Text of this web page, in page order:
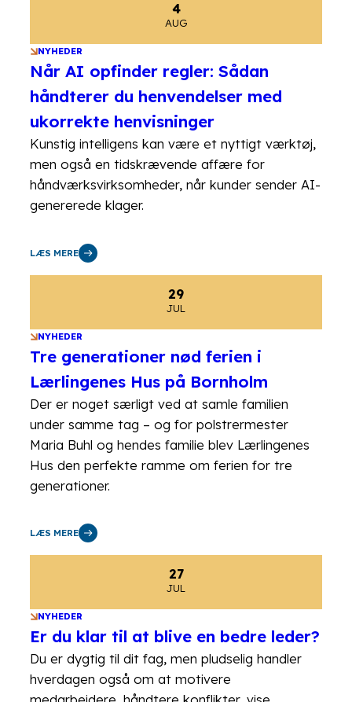
4
AUG
NYHEDER
Når AI opfinder regler: Sådan
håndterer du henvendelser med
ukorrekte henvisninger
Kunstig intelligens kan være et nyttigt værktøj,
men også en tidskrævende affære for
håndværksvirksomheder, når kunder sender AI-
genererede klager.
LÆS MERE
29
JUL
NYHEDER
Tre generationer nød ferien i
Lærlingenes Hus på Bornholm
Der er noget særligt ved at samle familien
under samme tag – og for polstrermester
Maria Buhl og hendes familie blev Lærlingenes
Hus den perfekte ramme om ferien for tre
generationer.
LÆS MERE
27
JUL
NYHEDER
Er du klar til at blive en bedre leder?
Du er dygtig til dit fag, men pludselig handler
hverdagen også om at motivere